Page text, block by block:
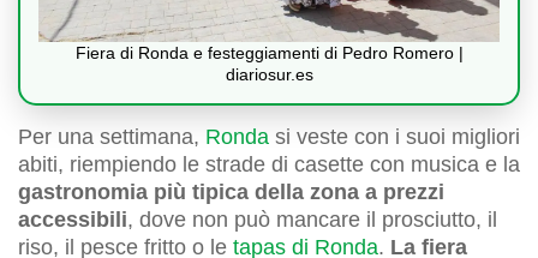
Fiera di Ronda e festeggiamenti di Pedro Romero |
diariosur.es
Per una settimana, Ronda si veste con i suoi migliori
abiti, riempiendo le strade di casette con musica e la
gastronomia più tipica della zona a prezzi
accessibili, dove non può mancare il prosciutto, il
riso, il pesce fritto o le tapas di Ronda. La fiera